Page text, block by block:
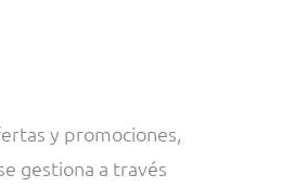
y promociones,
gestiona a través